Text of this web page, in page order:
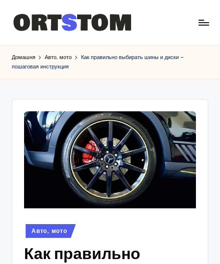
Домашня Авто, мото
Как правильно выбирать шины и диски –
пошаговая инструкция
Опубліковано
у
Авто, мото
Как правильно